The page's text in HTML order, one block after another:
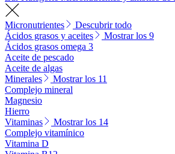
Micronutrientes
Descubrir todo
Ácidos grasos y aceites
Mostrar los 9
Ácidos grasos omega 3
Aceite de pescado
Aceite de algas
Minerales
Mostrar los 11
Complejo mineral
Magnesio
Hierro
Vitaminas
Mostrar los 14
Complejo vitamínico
Vitamina D